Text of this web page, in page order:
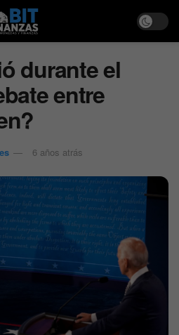
durante el
entre
6 años atrás